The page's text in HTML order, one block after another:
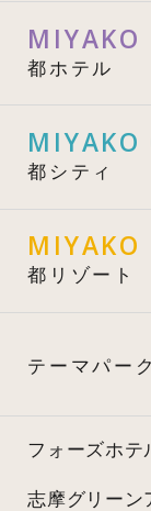
MIYAKO
都ホテル
MIYAKO
都シティ
MIYAKO
都リゾート
テーマパー
フォーズホテ
志摩グリーン